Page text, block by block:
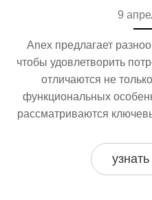
9
Anex предлагает
чтобы удовлетворить
отличаются не
функциональных
рассматриваются
для вашего малыша.
и удобную